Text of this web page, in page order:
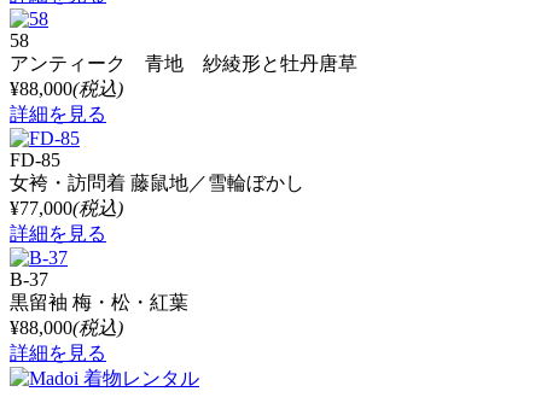
58
アンティーク 青地 紗綾形と牡丹唐草
¥88,000(税込)
詳細を見る
FD-85
女袴・訪問着 藤鼠地／雪輪ぼかし
¥77,000(税込)
詳細を見る
B-37
黒留袖 梅・松・紅葉
¥88,000(税込)
詳細を見る